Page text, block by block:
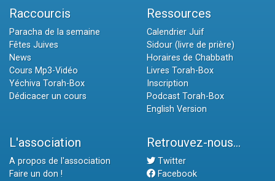
Raccourcis
Paracha de la semaine
Fêtes Juives
News
Cours Mp3-Vidéo
Yéchiva Torah-Box
Dédicacer un cours
Ressources
Calendrier Juif
Sidour (livre de prière)
Horaires de Chabbath
Livres Torah-Box
Inscription
Podcast Torah-Box
English Version
L'association
A propos de l'association
Faire un don !
Retrouvez-nous...
Twitter
Facebook